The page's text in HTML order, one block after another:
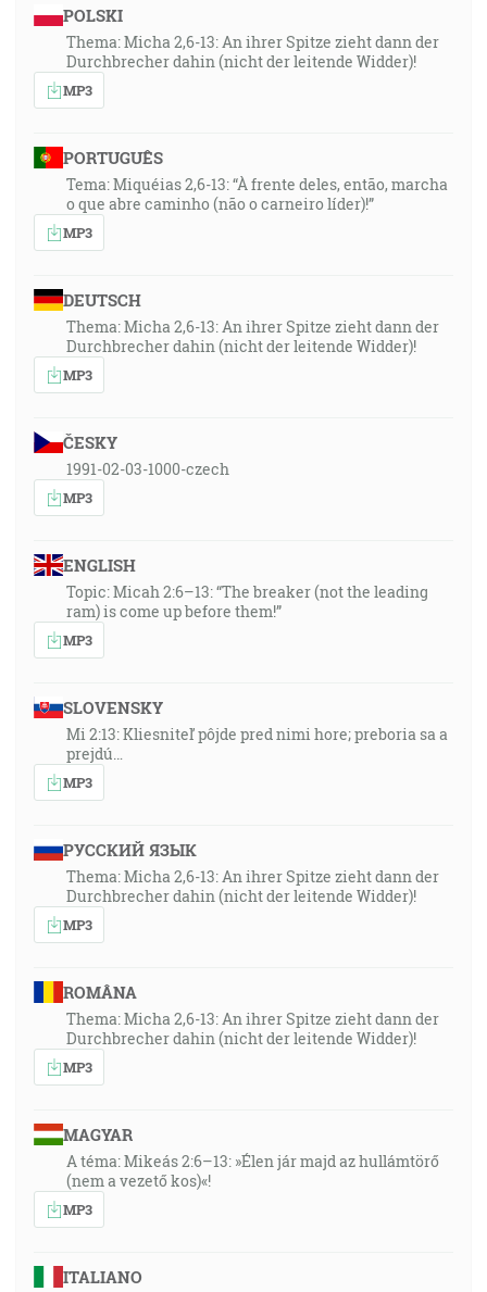
POLSKI
Thema: Micha 2,6-13: An ihrer Spitze zieht dann der
Durchbrecher dahin (nicht der leitende Widder)!
MP3
PORTUGUÊS
Tema: Miquéias 2,6-13: “À frente deles, então, marcha
o que abre caminho (não o carneiro líder)!”
MP3
DEUTSCH
Thema: Micha 2,6-13: An ihrer Spitze zieht dann der
Durchbrecher dahin (nicht der leitende Widder)!
MP3
ČESKY
1991-02-03-1000-czech
MP3
ENGLISH
Topic: Micah 2:6–13: “The breaker (not the leading
ram) is come up before them!”
MP3
SLOVENSKY
Mi 2:13: Kliesniteľ pôjde pred nimi hore; preboria sa a
prejdú…
MP3
РУССКИЙ ЯЗЫК
Thema: Micha 2,6-13: An ihrer Spitze zieht dann der
Durchbrecher dahin (nicht der leitende Widder)!
MP3
ROMÂNA
Thema: Micha 2,6-13: An ihrer Spitze zieht dann der
Durchbrecher dahin (nicht der leitende Widder)!
MP3
MAGYAR
A téma: Mikeás 2:6–13: »Élen jár majd az hullámtörő
(nem a vezető kos)«!
MP3
ITALIANO